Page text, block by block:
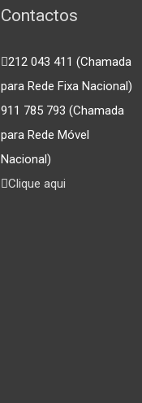
Contactos
212 043 411 (Chamada
para Rede Fixa Nacional)
911 785 793 (Chamada
para Rede Móvel
Nacional)
Clique aqui